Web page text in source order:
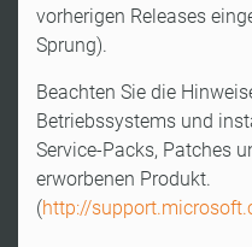
vorherigen Releases
Sprung).
Beachten Sie die
Betriebssystems und
Service-Packs, Patches
erworbenen Produkt.
(http://